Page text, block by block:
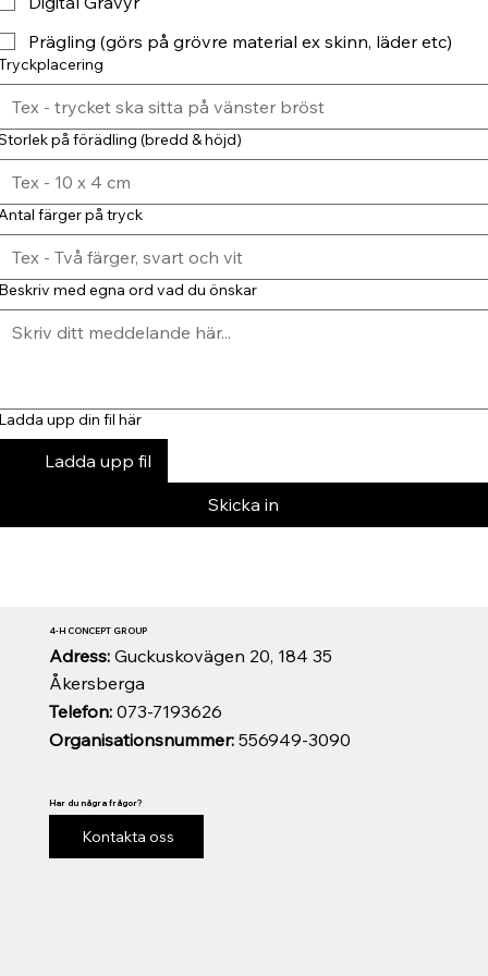
Prägling (görs på grövre material ex skinn, läder etc)
på förädling (bredd & höjd)
färger på tryck
med egna ord vad du önskar
upp din fil här
Ladda upp fil
Skicka in
Organisationsnummer:556949-3090
Telefon:073-7193626
Adress: Guckuskovägen 20, 184 35
Åkersberga
4-H CONCEPT GROUP
Har du några frågor?
Kontakta oss